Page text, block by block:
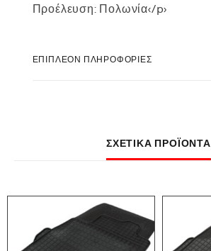
Προέλευση: Πολωνία</p>
ΕΠΙΠΛΈΟΝ ΠΛΗΡΟΦΟΡΊΕΣ
ΣΧΕΤΙΚΆ ΠΡΟΪΌΝΤΑ